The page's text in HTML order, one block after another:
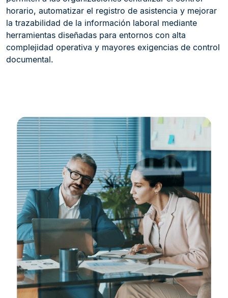
horario, automatizar el registro de asistencia y mejorar
la trazabilidad de la información laboral mediante
herramientas diseñadas para entornos con alta
complejidad operativa y mayores exigencias de control
documental.